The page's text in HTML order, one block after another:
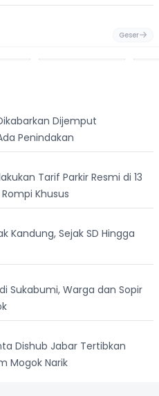
Geser
Dijemput
Penindakan
Tarif Parkir Resmi di 13
Khusus
Kandung, Sejak SD Hingga
Sukabumi, Warga dan Sopir
Dishub Jabar Tertibkan
Mogok Narik